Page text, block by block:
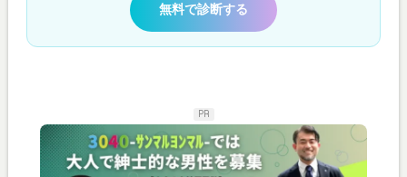
無料で診断する
PR